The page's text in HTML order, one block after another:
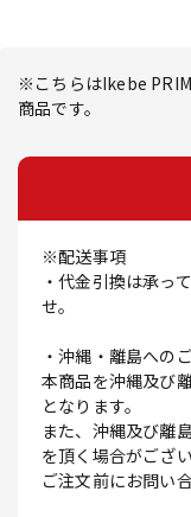
※こちらはIkebe
商品です。
※配送事項
・代金引換は承っ
せ。
・沖縄・離島への
本商品を沖縄及び
となります。
また、沖縄及び離
を頂く場合がござい
ご注文前にお問い